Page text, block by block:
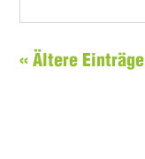
« Ältere Einträge